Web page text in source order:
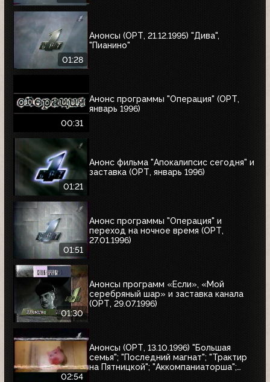
01:28
Анонсы (ОРТ, 21.12.1995) "Дива",
"Пианино"
00:31
Анонс программы "Операция" (ОРТ,
январь 1996)
01:21
Анонс фильма "Апокалипсис сегодня" и
заставка (ОРТ, январь 1996)
01:51
Анонс программы "Операция" и
переход на ночное время (ОРТ,
27.01.1996)
01:30
Анонсы программ «Если», «Мой
серебряный шар» и заставка канала
(ОРТ, 29.07.1996)
02:54
Анонсы (ОРТ, 13.10.1996) "Большая
семья"; "Последний магнат"; "Трактир
на Пятницкой"; "Аккомпаниаторша";